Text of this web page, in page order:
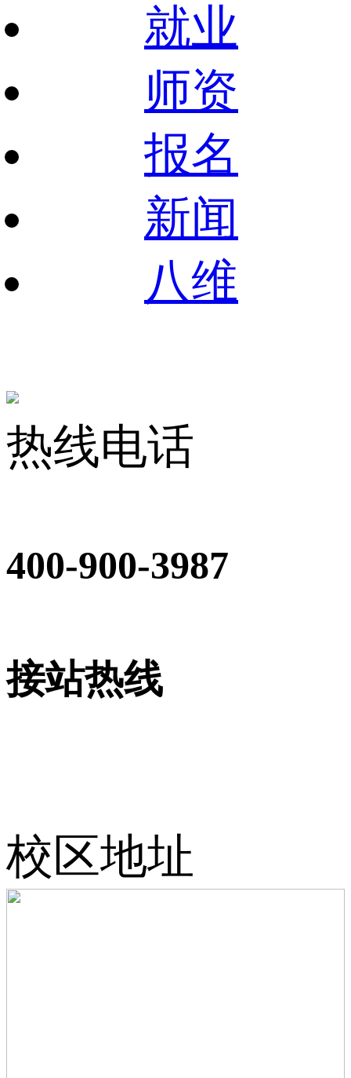
就业
师资
报名
新闻
八维
热线电话
400-900-3987
接站热线
校区地址